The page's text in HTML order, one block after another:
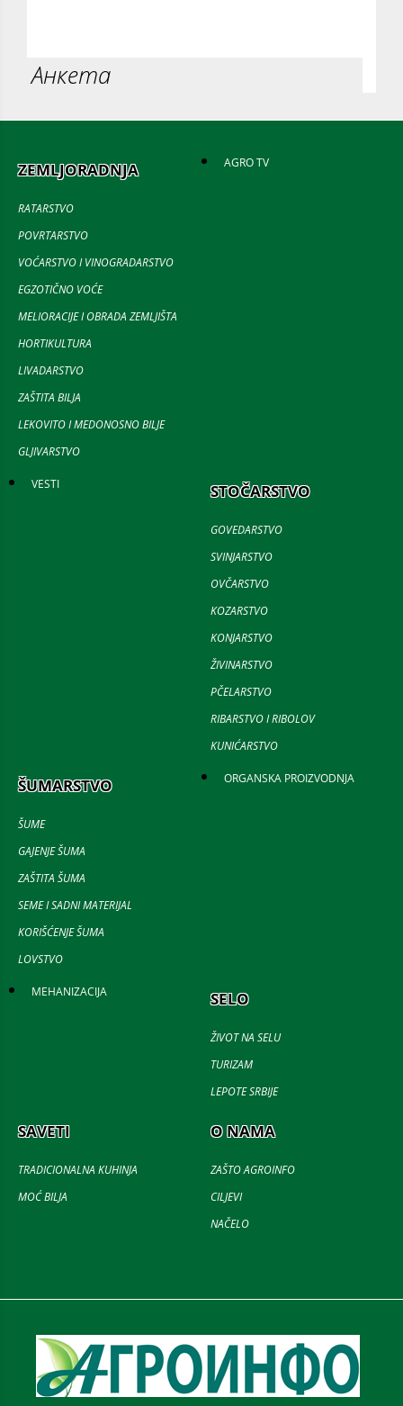
Анкета
ZEMLJORADNJA
RATARSTVO
POVRTARSTVO
VOĆARSTVO I VINOGRADARSTVO
EGZOTIČNO VOĆE
MELIORACIJE I OBRADA ZEMLJIŠTA
HORTIKULTURA
LIVADARSTVO
ZAŠTITA BILJA
LEKOVITO I MEDONOSNO BILJE
GLJIVARSTVO
AGRO TV
VESTI STOČARSTVO
GOVEDARSTVO
SVINJARSTVO
OVČARSTVO
KOZARSTVO
KONJARSTVO
ŽIVINARSTVO
PČELARSTVO
RIBARSTVO I RIBOLOV
KUNIĆARSTVO
ŠUMARSTVO
ŠUME
GAJENJE ŠUMA
ZAŠTITA ŠUMA
SEME I SADNI MATERIJAL
KORIŠĆENJE ŠUMA
LOVSTVO
ORGANSKA PROIZVODNJA
MEHANIZACIJA SELO
ŽIVOT NA SELU
TURIZAM
LEPOTE SRBIJE
SAVETI
TRADICIONALNA KUHINJA
MOĆ BILJA
O NAMA
ZAŠTO AGROINFO
CILJEVI
NAČELO